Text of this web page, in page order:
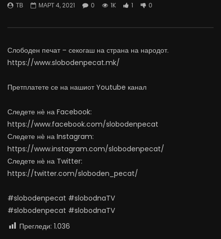
ТВ МАРТ 4, 2021 0 1K 1 0
Слободен печат – секогаш на страна на народот.
https://www.slobodenpecat.mk/
Претплатете се на нашиот Youtube канал
Следете нѐ на Facebook:
https://www.facebook.com/slobodenpecat
Следете нѐ на Instagram:
https://www.instagram.com/slobodenpecat/
Следете нѐ на Twitter:
https://twitter.com/sloboden_pecat/
#slobodenpecat #slobodnaTV
#slobodenpecat #slobodnaTV
Прегледи: 1.036